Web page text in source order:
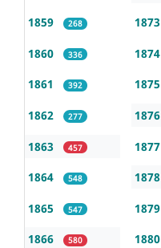
1859 268
1860 336
1861 392
1862 277
1863 457
1864 548
1865 547
1866 580
1873
1874
1875
1876
1877
1878
1879
1880